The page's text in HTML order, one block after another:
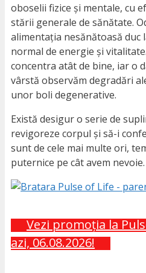
oboselii fizice și mentale, cu
stării generale de sănătate.
alimentația nesănătoasă duc
normal de energie și
concentra atât de bine, iar o
vârstă observăm degradări
unor boli degenerative.
Există desigur o serie de
revigoreze corpul și să-i
sunt de cele mai multe ori,
puternice pe cât avem nevoie.
Vezi promoția la
azi, 06.08.2026!